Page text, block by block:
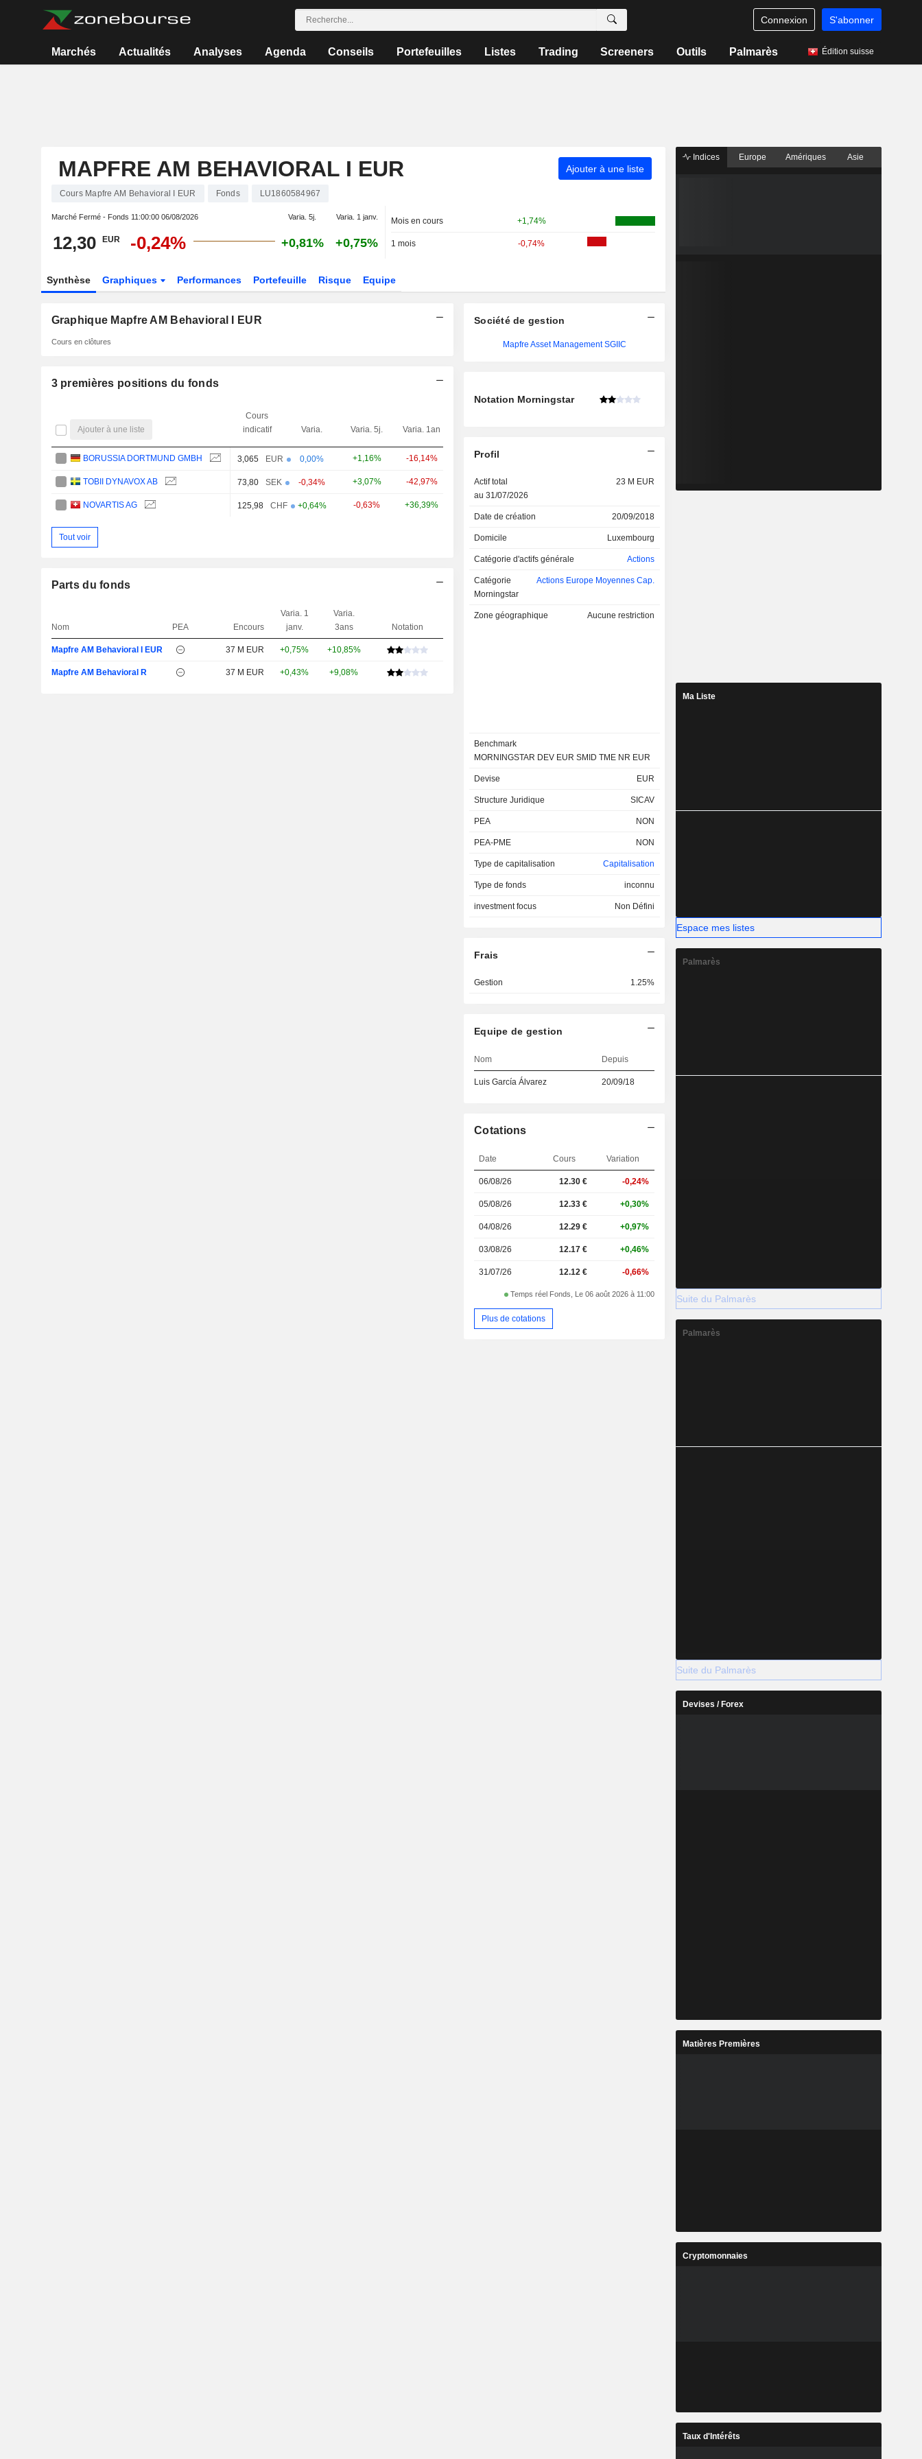
Connexion S'abonner
Marchés Actualités Analyses Agenda Conseils Portefeuilles Listes Trading Screeners Outils Palmarès Édition suisse
MAPFRE AM BEHAVIORAL I EUR Ajouter à une liste
Cours Mapfre AM Behavioral I EUR Fonds LU1860584967
Marché Fermé - Fonds 11:00:00 06/08/2026 Varia. 5j. Varia. 1 janv.
12,30 EUR -0,24% +0,81% +0,75%
Mois en cours +1,74%
1 mois -0,74%
Synthèse Graphiques Performances Portefeuille Risque Equipe
Graphique Mapfre AM Behavioral I EUR
Cours en clôtures
3 premières positions du fonds
Ajouter à une liste
Cours
indicatif
Varia. Varia. 5j. Varia. 1an
BORUSSIA DORTMUND GMBH 3,065 EUR 0,00% +1,16% -16,14% 5,82%
TOBII DYNAVOX AB 73,80 SEK -0,34% +3,07% -42,97% 5,27%
NOVARTIS AG 125,98 CHF +0,64% -0,63% +36,39%
Tout voir
Parts du fonds
Nom PEA Encours
Varia. 1
janv.
Varia.
3ans
Notation
Mapfre AM Behavioral I EUR 37 M EUR +0,75% +10,85%
Mapfre AM Behavioral R 37 M EUR +0,43% +9,08%
Société de gestion
Mapfre Asset Management SGIIC
Notation Morningstar
Profil
Actif total
au 31/07/2026
23 M EUR
Date de création 20/09/2018
Domicile Luxembourg
Catégorie d'actifs générale Actions
Catégorie
Morningstar
Actions Europe Moyennes Cap.
Zone géographique Aucune restriction
Benchmark
MORNINGSTAR DEV EUR SMID TME NR EUR
Devise EUR
Structure Juridique SICAV
PEA NON
PEA-PME NON
Type de capitalisation Capitalisation
Type de fonds inconnu
investment focus Non Défini
Frais
Gestion 1.25%
Equipe de gestion
Nom Depuis
Luis García Álvarez 20/09/18
Cotations
Date Cours Variation
06/08/26 12.30 € -0,24%
05/08/26 12.33 € +0,30%
04/08/26 12.29 € +0,97%
03/08/26 12.17 € +0,46%
31/07/26 12.12 € -0,66%
Temps réel Fonds, Le 06 août 2026 à 11:00
Plus de cotations
Indices Europe Amériques Asie
Ma Liste
Espace mes listes
Palmarès
Suite du Palmarès
Palmarès
Suite du Palmarès
Devises / Forex
Matières Premières
Cryptomonnaies
Taux d'Intérêts